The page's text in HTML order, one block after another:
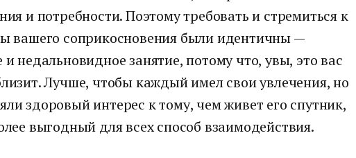
и потребности. Поэтому требовать и стремиться к
вашего соприкосновения были идентичны —
и недальновидное занятие, потому что, увы, это вас
Лучше, чтобы каждый имел свои увлечения, но
здоровый интерес к тому, чем живет его спутник,
выгодный для всех способ взаимодействия.